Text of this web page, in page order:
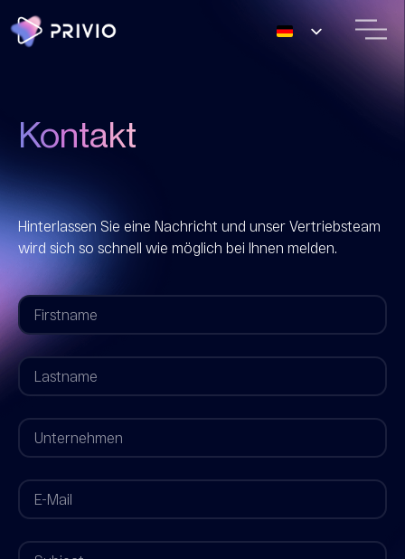
Kontakt
Hinterlassen Sie eine Nachricht und unser Vertriebsteam
wird sich so schnell wie möglich bei Ihnen melden.